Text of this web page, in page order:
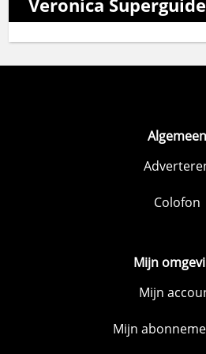
Algemeen
Colofon
Mijn
Mijn
Mijn